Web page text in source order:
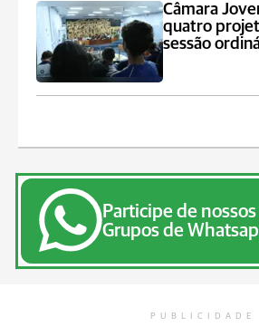
Câmara
quatro
sessão
Participe de nossos
Grupos de
PUBLICIDADE